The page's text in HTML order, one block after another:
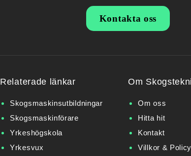
Kontakta oss
Relaterade länkar
Skogsmaskinsutbildningar
Skogsmaskinförare
Yrkeshögskola
Yrkesvux
Om
Om oss
Hitta hit
Kontakt
Villkor &